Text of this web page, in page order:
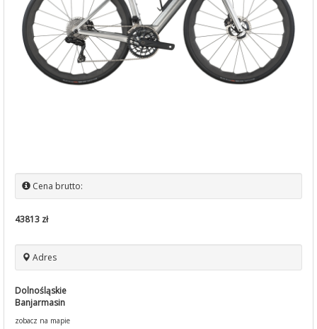
Cena brutto:
43813 zł
Adres
Dolnośląskie
Banjarmasin
zobacz na mapie